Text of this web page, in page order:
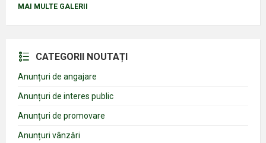
MAI MULTE GALERII
CATEGORII NOUTAȚI
Anunțuri de angajare
Anunțuri de interes public
Anunțuri de promovare
Anunțuri vânzări